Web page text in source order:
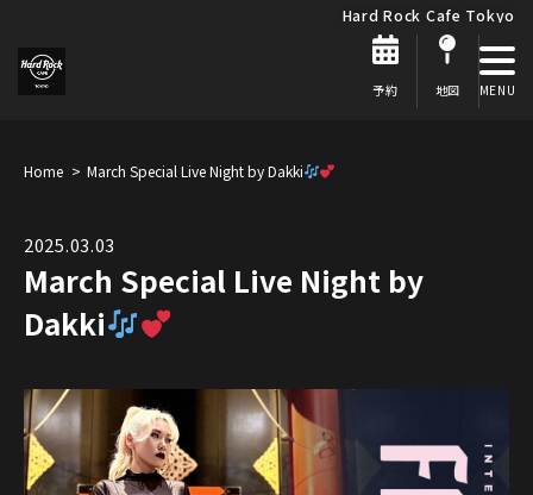
Hard Rock Cafe Tokyo
予約 地図
Home March Special Live Night by Dakki
2025.03.03
March Special Live Night by
Dakki